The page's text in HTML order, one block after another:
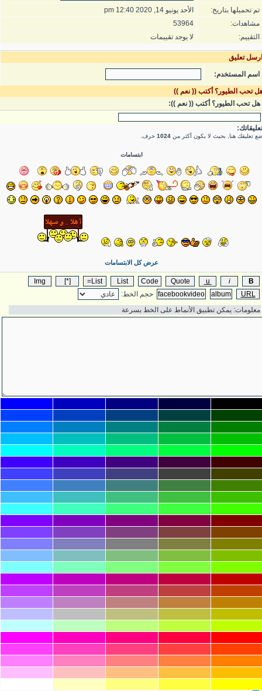
تم تحميلها بتاريخ:
الأحد يونيو 14, 2020 12:40 pm
مشاهدات:
53964
التقييم:
لا يوجد تقييمات
ارسل تعليق
اسم المستخدم:
تحب الطيور؟ أكتب (( نعم ))
هل تحب الطيور؟ أكتب (( نعم )):
تعليقاتك:
ضع تعليقك هنا, بحيث لا يكون أكثر من 1024 حرف.
ابتسامات
عرض كل الابتسامات
حجم الخط: